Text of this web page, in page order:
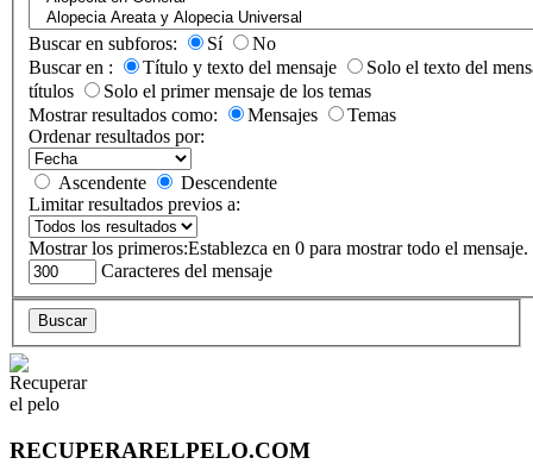
Buscar en subforos: Sí
No
Buscar en :
Título y texto del mensaje
Solo el texto del
títulos
Solo el primer mensaje de los temas
Mostrar resultados como:
Mensajes
Temas
Ordenar resultados por:
Ascendente
Descendente
Limitar resultados previos a:
Mostrar los primeros:Establezca en 0 para mostrar todo el mensaje.
Caracteres del mensaje
Buscar
RECUPERARELPELO.COM